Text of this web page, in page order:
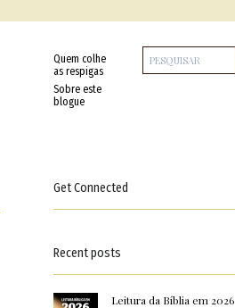
Quem colhe
as respigas
Sobre este
blogue
Get Connected
Recent posts
Leitura da Bíblia em 2026